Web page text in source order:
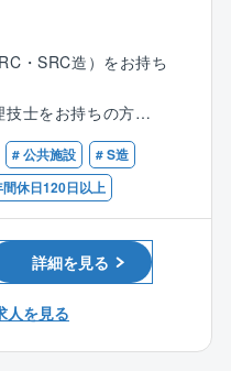
・報告書等）
舎・住宅・事務所・
施設・工場・倉庫・運
・SRC造）をお持ち
士をお持ちの方
の方
# 公共施設
# S造
間休日120日以上
詳細を見る
人を見る